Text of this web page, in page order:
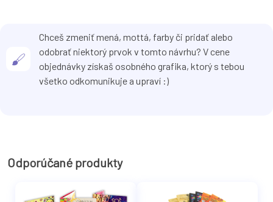
Chceš zmeniť mená, mottá, farby či pridať alebo
odobrať niektorý prvok v tomto návrhu? V cene
objednávky získaš osobného grafika, ktorý s tebou
všetko odkomunikuje a upraví :)
Odporúčané produkty